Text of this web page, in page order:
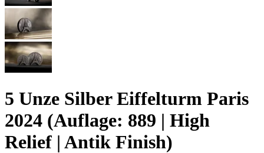
5 Unze Silber Eiffelturm Paris
2024 (Auflage: 889 | High
Relief | Antik Finish)